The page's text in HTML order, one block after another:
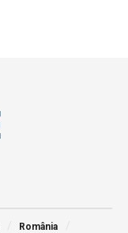
România